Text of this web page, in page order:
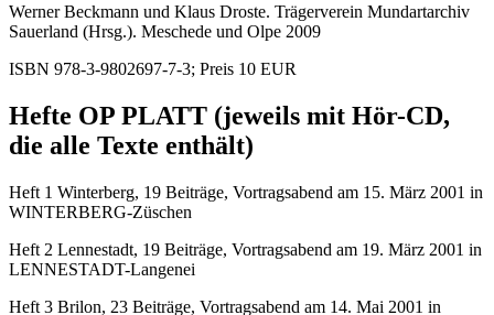
Werner Beckmann und Klaus Droste. Trägerverein Mundartarchiv
Sauerland (Hrsg.). Meschede und Olpe 2009
ISBN 978-3-9802697-7-3; Preis 10 EUR
Hefte OP PLATT (jeweils mit Hör-CD,
die alle Texte enthält)
Heft 1 Winterberg, 19 Beiträge, Vortragsabend am 15. März 2001 in
WINTERBERG-Züschen
Heft 2 Lennestadt, 19 Beiträge, Vortragsabend am 19. März 2001 in
LENNESTADT-Langenei
Heft 3 Brilon, 23 Beiträge, Vortragsabend am 14. Mai 2001 in